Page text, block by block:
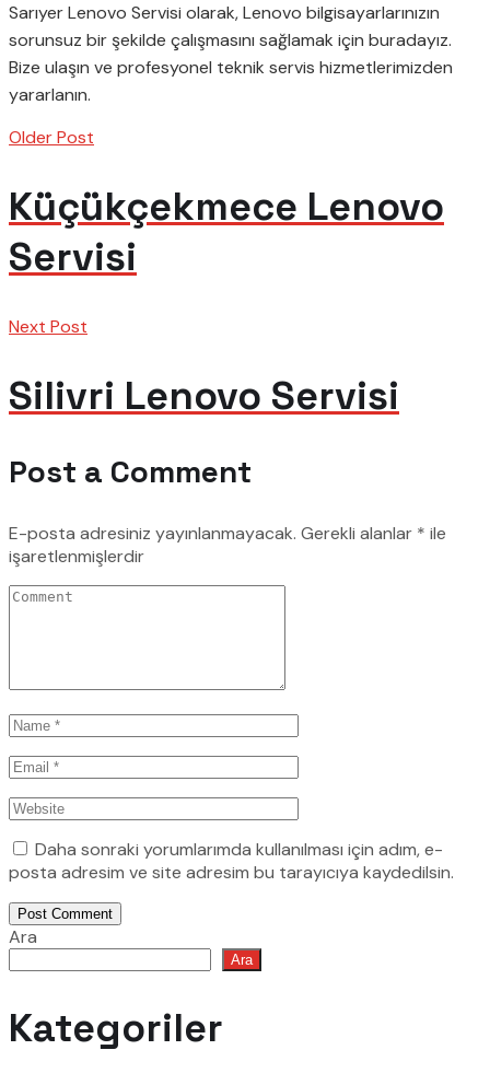
Sarıyer Lenovo Servisi olarak, Lenovo bilgisayarlarınızın
sorunsuz bir şekilde çalışmasını sağlamak için buradayız.
Bize ulaşın ve profesyonel teknik servis hizmetlerimizden
yararlanın.
Older Post
Küçükçekmece Lenovo
Servisi
Next Post
Silivri Lenovo Servisi
Post a Comment
E-posta adresiniz yayınlanmayacak. Gerekli alanlar * ile
işaretlenmişlerdir
Daha sonraki yorumlarımda kullanılması için adım, e-
posta adresim ve site adresim bu tarayıcıya kaydedilsin.
Post Comment
Ara
Ara
Kategoriler